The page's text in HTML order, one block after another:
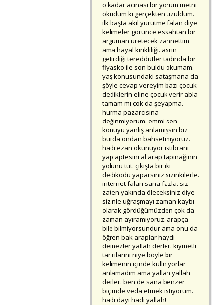
o kadar acınası bir yorum metni
okudum ki gerçekten üzüldüm.
ilk başta akıl yürütme falan diye
kelimeler görünce essahtan bir
argüman üretecek zannettim
ama hayal kırıklılığı. asrın
getirdiği tereddütler tadında bir
fiyasko ile son buldu okumam.
yaş konusundaki sataşmana da
şöyle cevap vereyim bazı çocuk
dediklerin eline çocuk verir abla
tamam mı çok da şeyapma.
hurma pazarcısına
değinmiyorum. emmi sen
konuyu yanlış anlamışsın biz
burda ondan bahsetmiyoruz.
hadi ezan okunuyor istibranı
yap aptesini al arap tapınağının
yolunu tut. çıkışta bir iki
dedikodu yaparsınız sizinkilerle.
internet falan sana fazla. siz
zaten yakında öleceksiniz diye
sizinle uğraşmayı zaman kaybı
olarak gördüğümüzden çok da
zaman ayıramıyoruz. arapça
bile bilmiyorsundur ama onu da
öğren bak araplar haydi
demezler yallah derler. kıymetli
tanrılarını niye böyle bir
kelimenin içinde kullnıyorlar
anlamadım ama yallah yallah
derler. ben de sana benzer
biçimde veda etmek istiyorum.
hadi dayı hadi yallah!